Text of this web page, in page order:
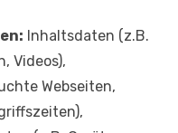
Inhaltsdaten (z.B.
Videos),
Webseiten,